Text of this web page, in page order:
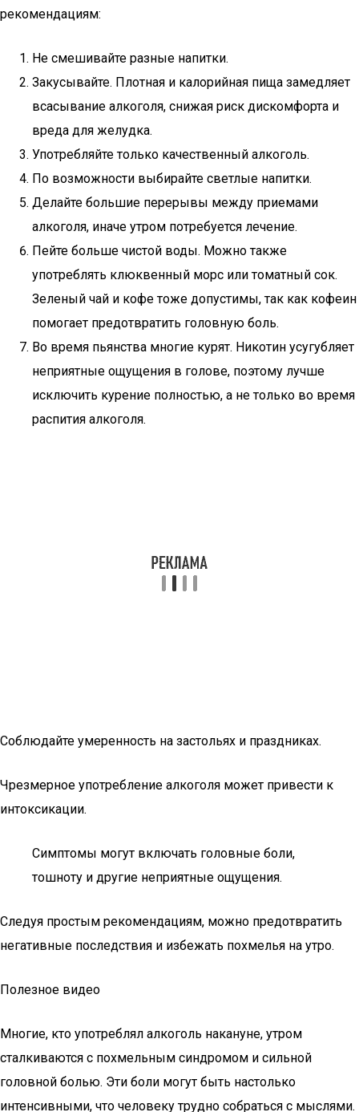
рекомендациям:
Не смешивайте разные напитки.
Закусывайте. Плотная и калорийная пища замедляет
всасывание алкоголя, снижая риск дискомфорта и
вреда для желудка.
Употребляйте только качественный алкоголь.
По возможности выбирайте светлые напитки.
Делайте большие перерывы между приемами
алкоголя, иначе утром потребуется лечение.
Пейте больше чистой воды. Можно также
употреблять клюквенный морс или томатный сок.
Зеленый чай и кофе тоже допустимы, так как кофеин
помогает предотвратить головную боль.
Во время пьянства многие курят. Никотин усугубляет
неприятные ощущения в голове, поэтому лучше
исключить курение полностью, а не только во время
распития алкоголя.
Соблюдайте умеренность на застольях и праздниках.
Чрезмерное употребление алкоголя может привести к
интоксикации.
Симптомы могут включать головные боли,
тошноту и другие неприятные ощущения.
Следуя простым рекомендациям, можно предотвратить
негативные последствия и избежать похмелья на утро.
Полезное видео
Многие, кто употреблял алкоголь накануне, утром
сталкиваются с похмельным синдромом и сильной
головной болью. Эти боли могут быть настолько
интенсивными, что человеку трудно собраться с мыслями.